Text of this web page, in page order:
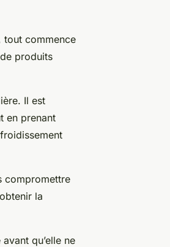
tout commence
produits
Il est
en prenant
compromettre
la
qu’elle ne